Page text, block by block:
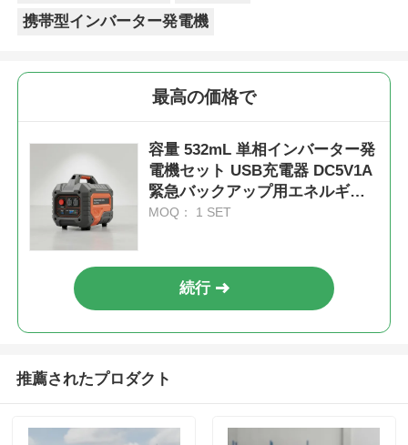
携帯型インバーター発電機
最高の価格で
容量 532mL 単相インバーター発
電機セット USB充電器 DC5V1A
緊急バックアップ用エネルギー
源
MOQ： 1 SET
続行
推薦されたプロダクト